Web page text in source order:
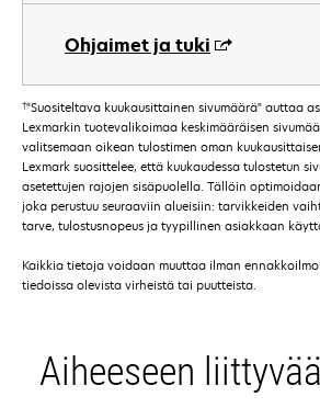
Ohjaimet ja tuki
†"Suositeltava kuukausittainen sivumäärä" auttaa
Lexmarkin tuotevalikoimaa keskimääräisen
valitsemaan oikean tulostimen oman
Lexmark suosittelee, että kuukaudessa tulostetun
asetettujen rajojen sisäpuolella. Tällöin
joka perustuu seuraaviin alueisiin: tarvikkeiden
tarve, tulostusnopeus ja tyypillinen asiakkaan
Kaikkia tietoja voidaan muuttaa ilman
tiedoissa olevista virheistä tai puutteista.
Aiheeseen